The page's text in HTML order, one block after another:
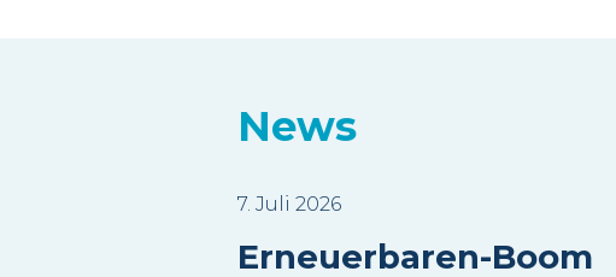
News
7. Juli 2026
Erneuerbaren-Boom